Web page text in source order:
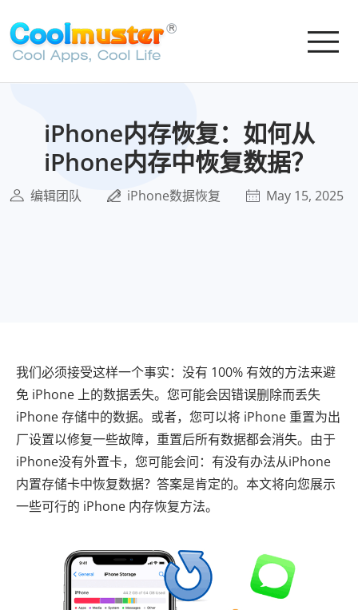
iPhone内存恢复：​​如何从
iPhone内存中恢复数据？
编辑团队 iPhone数据恢复 May 15, 2025
我们必须接受这样一个事实：没有 100% 有效的方法来避
免 iPhone 上的数据丢失。您可能会因错误删除而丢失
iPhone 存储中的数据。或者，您可以将 iPhone 重置为出
厂设置以修复一些故障，重置后所有数据都会消失。由于
iPhone没有外置卡，您可能会问：有没有办法从iPhone
内置存储卡中恢复数据？答案是肯定的。本文将向您展示
一些可行的 iPhone 内存恢复方法。